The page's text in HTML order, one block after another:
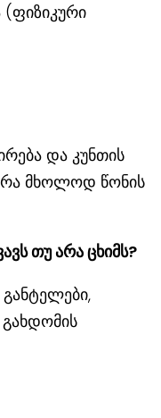
(ფიზიკური
და კუნთის
მხოლოდ წონის
თუ არა ცხიმს?
გახდომის